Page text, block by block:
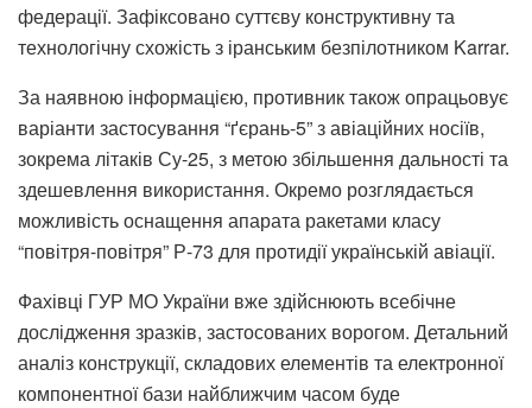
федерації. Зафіксовано суттєву конструктивну та
технологічну схожість з іранським безпілотником Karrar.
За наявною інформацією, противник також опрацьовує
варіанти застосування “ґєрань-5” з авіаційних носіїв,
зокрема літаків Су-25, з метою збільшення дальності та
здешевлення використання. Окремо розглядається
можливість оснащення апарата ракетами класу
“повітря-повітря” Р-73 для протидії українській авіації.
Фахівці ГУР МО України вже здійснюють всебічне
дослідження зразків, застосованих ворогом. Детальний
аналіз конструкції, складових елементів та електронної
компонентної бази найближчим часом буде